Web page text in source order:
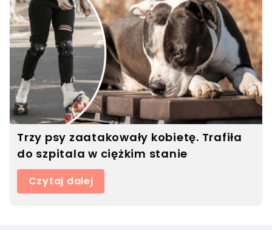
Trzy psy zaatakowały kobietę. Trafiła
do szpitala w ciężkim stanie
Czytaj dalej